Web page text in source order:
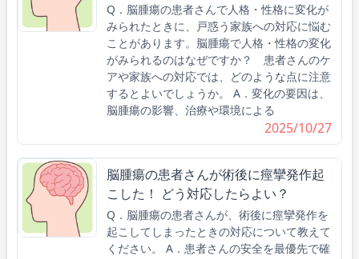
Q．脳腫瘍の患者さんで人格・性格に変化が
みられたときに、戸惑う家族への対応に悩む
ことがあります。脳腫瘍で人格・性格の変化
がみられるのはなぜですか？ 患者さんのケ
アや家族への対応では、どのような点に注意
するとよいでしょうか。 A．変化の要因は、
脳腫瘍の影響、治療や環境による
2025/10/27
脳腫瘍の患者さんが術後に痙攣発作起
こした！ どう対応したらよい？
Q．脳腫瘍の患者さんが、術後に痙攣発作を
起こしてしまったときの対応について教えて
ください。 A．患者さんの安全を最優先で確